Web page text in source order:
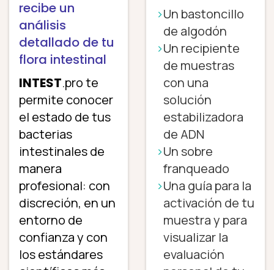
recibe un
análisis
detallado de tu
flora intestinal
INTEST.pro te
permite conocer
el estado de tus
bacterias
intestinales de
manera
profesional: con
discreción, en un
entorno de
confianza y con
los estándares
Un bastoncillo
de algodón
Un recipiente
de muestras
con una
solución
estabilizadora
de ADN
Un sobre
franqueado
Una guía para la
activación de tu
muestra y para
visualizar la
evaluación